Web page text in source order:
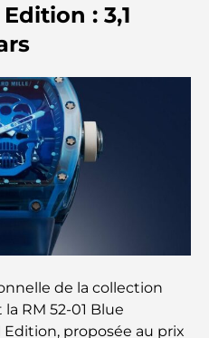
: un luxe inégalé pour
ville de Dubaï : votre
: 7 adresses
repas de Ramadan
l’alliance parfaite du café et
à Dubaï : un circuit
: 3,1
de la collection
RM 52-01 Blue
proposée au prix